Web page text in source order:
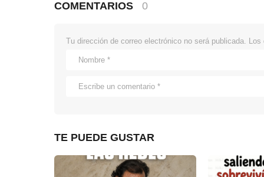
COMENTARIOS 0
Tu dirección de correo electrónico no será publicada. Los
TE PUEDE GUSTAR